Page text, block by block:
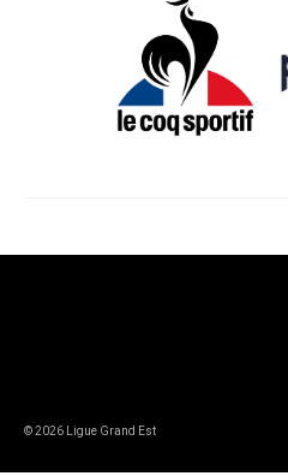
© 2026 Ligue Grand Est